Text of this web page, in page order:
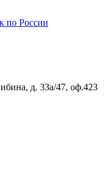
по России
д. 33а/47, оф.423